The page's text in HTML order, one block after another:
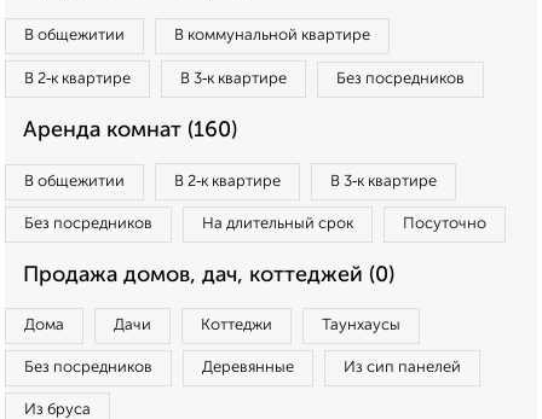
В общежитии В коммунальной квартире
В 2‑к квартире В 3‑к квартире Без посредников
Аренда комнат (160)
В общежитии В 2‑к квартире В 3‑к квартире
Без посредников На длительный срок Посуточно
Продажа домов, дач, коттеджей (0)
Дома Дачи Коттеджи Таунхаусы
Без посредников Деревянные Из сип панелей
Из бруса